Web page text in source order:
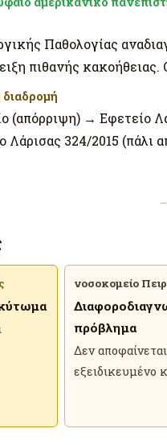
Παθολογίας
πιθανής
→ Εφετείο
324/2015 (πάλι
νοσοκομείο
πρόβλημα
Δεν
εξειδικευμένο